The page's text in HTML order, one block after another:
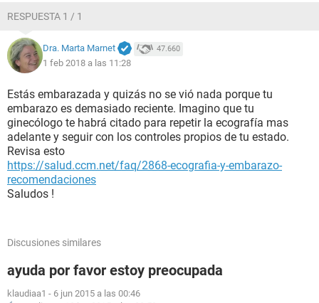
RESPUESTA 1 / 1
Dra. Marta Marnet 47.660
1 feb 2018 a las 11:28
Estás embarazada y quizás no se vió nada porque tu
embarazo es demasiado reciente. Imagino que tu
ginecólogo te habrá citado para repetir la ecografía mas
adelante y seguir con los controles propios de tu estado.
Revisa esto
https://salud.ccm.net/faq/2868-ecografia-y-embarazo-
recomendaciones
Saludos !
Discusiones similares
ayuda por favor estoy preocupada
klaudiaa1 - 6 jun 2015 a las 00:46